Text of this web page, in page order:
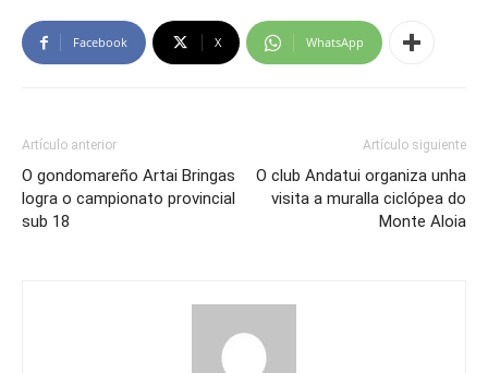
Facebook X WhatsApp
Artículo anterior
O gondomareño Artai Bringas
logra o campionato provincial
sub 18
Artículo siguiente
O club Andatui organiza unha
visita a muralla ciclópea do
Monte Aloia